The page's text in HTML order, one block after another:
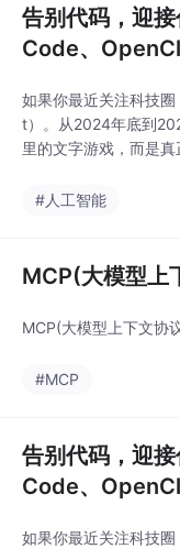
告别代码，迎
Code、
如果你最近关注科技
t）。从2024年底到
里的文字游戏，而是
品：Claude Code、
#人工智能
MCP(大模型上
MCP(大模型上下文协
#MCP
告别代码，迎
Code、
如果你最近关注科技